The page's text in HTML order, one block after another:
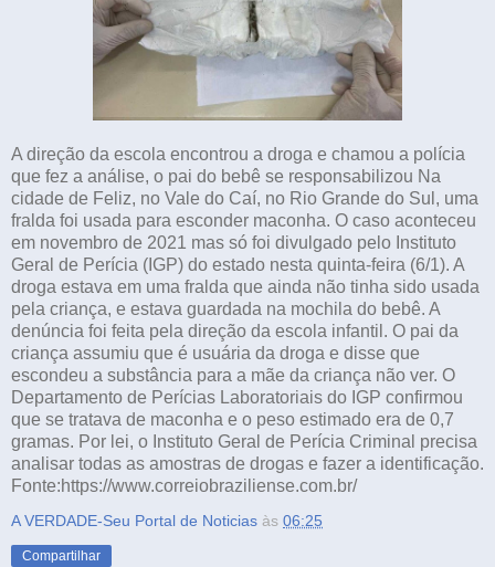
A direção da escola encontrou a droga e chamou a polícia
que fez a análise, o pai do bebê se responsabilizou Na
cidade de Feliz, no Vale do Caí, no Rio Grande do Sul, uma
fralda foi usada para esconder maconha. O caso aconteceu
em novembro de 2021 mas só foi divulgado pelo Instituto
Geral de Perícia (IGP) do estado nesta quinta-feira (6/1). A
droga estava em uma fralda que ainda não tinha sido usada
pela criança, e estava guardada na mochila do bebê. A
denúncia foi feita pela direção da escola infantil. O pai da
criança assumiu que é usuária da droga e disse que
escondeu a substância para a mãe da criança não ver. O
Departamento de Perícias Laboratoriais do IGP confirmou
que se tratava de maconha e o peso estimado era de 0,7
gramas. Por lei, o Instituto Geral de Perícia Criminal precisa
analisar todas as amostras de drogas e fazer a identificação.
Fonte:https://www.correiobraziliense.com.br/
A VERDADE-Seu Portal de Noticias às 06:25
Compartilhar